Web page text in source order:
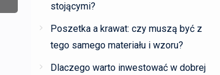
stojącymi?
Poszetka a krawat: czy muszą być z
tego samego materiału i wzoru?
Dlaczego warto inwestować w dobrej